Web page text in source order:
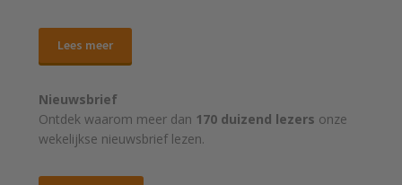
Lees meer
Nieuwsbrief
Ontdek waarom meer dan 170 duizend lezers onze
wekelijkse nieuwsbrief lezen.